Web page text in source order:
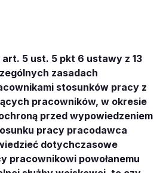
5 ust. 5 pkt 6 ustawy z 13
zasadach
stosunków pracy z
pracowników, w okresie
przed wypowiedzeniem
pracy pracodawca
dotychczasowe
pracownikowi powołanemu